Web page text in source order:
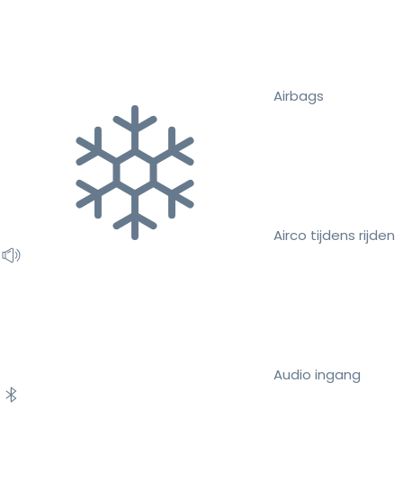
Airbags
Airco tijdens rijden
Audio ingang